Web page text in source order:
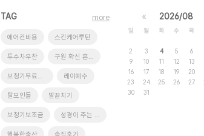
TAG
에어컨비용 스킨케어루틴
투수차우찬 구원 확신 흔들릴 때
보청기무료체험 레이예수
탈모인들 발끝치기
보청기보조금 성경이 주는 단 하나의 답
more « 2026/08
일 월 화 수 목
2
3 4 5 6
9
10 11 12 13
16
17 18 19 20
23
24 25 26 27
30
31